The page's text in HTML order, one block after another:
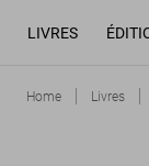
LIVRES
Home Livres